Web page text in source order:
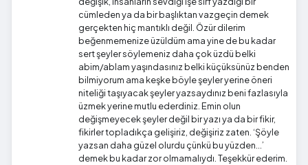
cümleden ya da bir başlıktan vazgeçin demek
gerçekten hiç mantıklı değil. Özür dilerim
beğenmemenize üzüldüm ama yine de bu kadar
sert şeyler söylemeniz daha çok üzdü belki
abim/ablam yaşındasınız belki küçüksünüz benden
bilmiyorum ama keşke böyle şeyler yerine öneri
niteliği taşıyacak şeyler yazsaydınız beni fazlasıyla
üzmek yerine mutlu ederdiniz. Emin olun
değişmeyecek şeyler değil bir yazı ya da bir fikir,
fikirler topladıkça gelişiriz, değişiriz zaten. ‘Şöyle
yazsan daha güzel olurdu çünkü bu yüzden...’
demek bu kadar zor olmamalıydı. Teşekkür ederim.